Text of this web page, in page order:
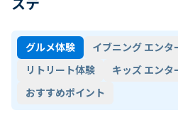
グルメ体験
イブニング エンタ
リトリート体験
キッズ エンタ
おすすめポイント